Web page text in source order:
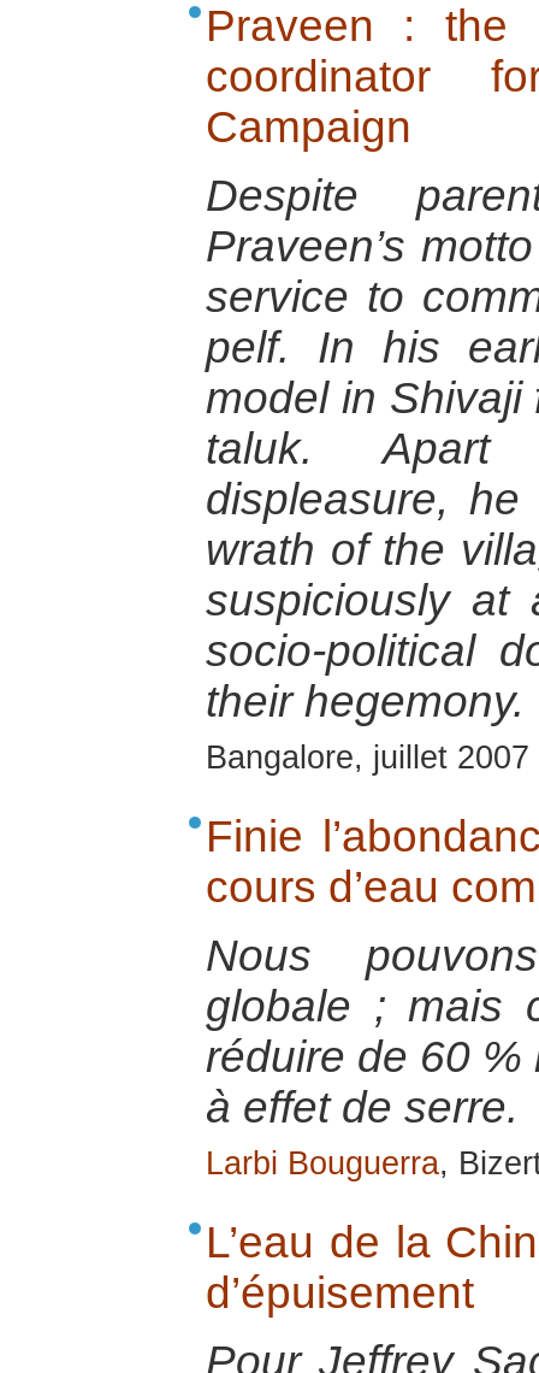
Praveen : the
coordinator
Campaign
Despite
Praveen’s
service to
pelf. In his
model in
taluk.
displeasure,
wrath of the
suspiciously at
socio-political
their hegemony.
Bangalore, juillet 2007
Finie
cours d’eau
Nous
globale ; mais
réduire de 60
à effet de serre.
Larbi Bouguerra,
L’eau de la
d’épuisement
Pour Jeffrey